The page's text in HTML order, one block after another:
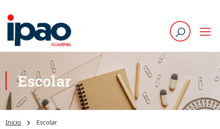
Escolar
Inicio Escolar